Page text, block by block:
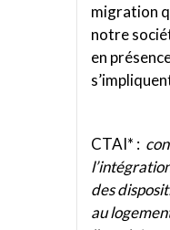
migration
notre
en
CTAI* :
des
au